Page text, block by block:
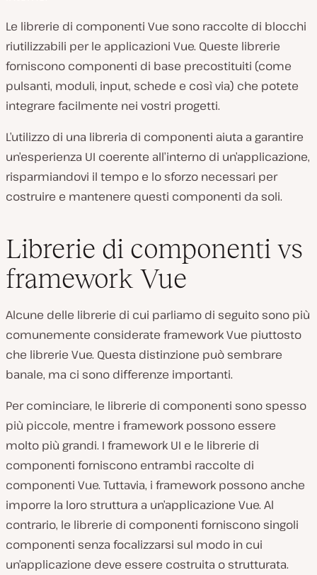
Le librerie di componenti Vue sono raccolte di blocchi
riutilizzabili per le applicazioni Vue. Queste librerie
forniscono componenti di base precostituiti (come
pulsanti, moduli, input, schede e così via) che potete
integrare facilmente nei vostri progetti.
L’utilizzo di una libreria di componenti aiuta a garantire
un’esperienza UI coerente all’interno di un’applicazione,
risparmiandovi il tempo e lo sforzo necessari per
costruire e mantenere questi componenti da soli.
Librerie di componenti vs
framework Vue
Alcune delle librerie di cui parliamo di seguito sono più
comunemente considerate framework Vue piuttosto
che librerie Vue. Questa distinzione può sembrare
banale, ma ci sono differenze importanti.
Per cominciare, le librerie di componenti sono spesso
più piccole, mentre i framework possono essere
molto più grandi. I framework UI e le librerie di
componenti forniscono entrambi raccolte di
componenti Vue. Tuttavia, i framework possono anche
imporre la loro struttura a un’applicazione Vue. Al
contrario, le librerie di componenti forniscono singoli
componenti senza focalizzarsi sul modo in cui
un’applicazione deve essere costruita o strutturata.